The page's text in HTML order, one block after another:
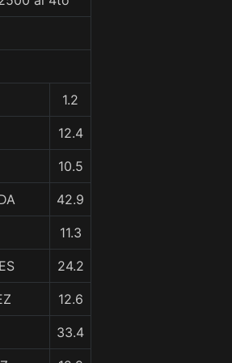
1.2
12.4
10.5
42.9
11.3
24.2
12.6
33.4